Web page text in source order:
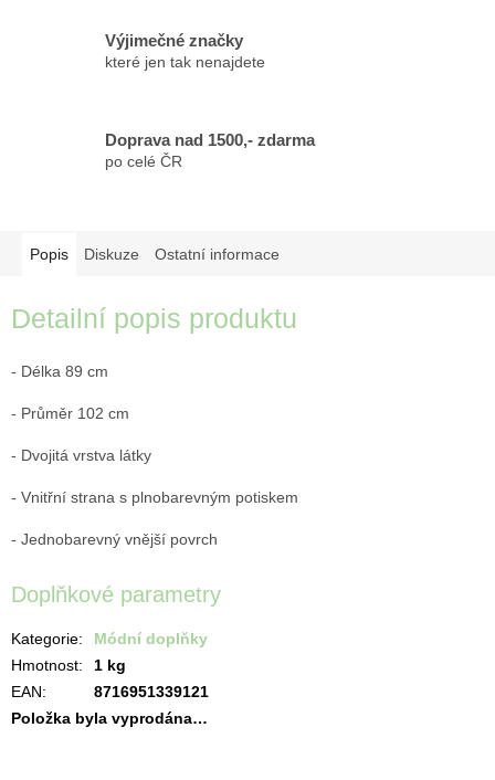
Výjimečné značky
které jen tak nenajdete
Doprava nad 1500,- zdarma
po celé ČR
Popis Diskuze Ostatní informace
Detailní popis produktu
- Délka 89 cm
- Průměr 102 cm
- Dvojitá vrstva látky
- Vnitřní strana s plnobarevným potiskem
- Jednobarevný vnější povrch
Doplňkové parametry
Kategorie:
Módní doplňky
Hmotnost:
1 kg
EAN:
8716951339121
Položka byla vyprodána…